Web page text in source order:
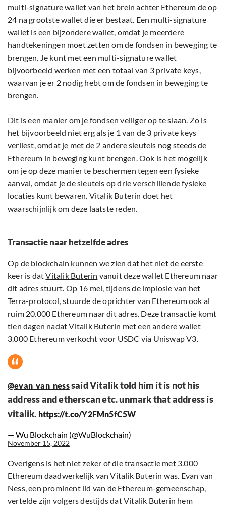
multi-signature wallet van het brein achter Ethereum de op
24 na grootste wallet die er bestaat. Een multi-signature
wallet is een bijzondere wallet, omdat je meerdere
handtekeningen moet zetten om de fondsen in beweging te
brengen. Je kunt met een multi-signature wallet
bijvoorbeeld werken met een totaal van 3 private keys,
waarvan je er 2 nodig hebt om de fondsen in beweging te
brengen.
Dit is een manier om je fondsen veiliger op te slaan. Zo is
het bijvoorbeeld niet erg als je 1 van de 3 private keys
verliest, omdat je met de 2 andere sleutels nog steeds de
Ethereum in beweging kunt brengen. Ook is het mogelijk
om je op deze manier te beschermen tegen een fysieke
aanval, omdat je de sleutels op drie verschillende fysieke
locaties kunt bewaren. Vitalik Buterin doet het
waarschijnlijk om deze laatste reden.
Transactie naar hetzelfde adres
Op de blockchain kunnen we zien dat het niet de eerste
keer is datVitalik Buterin vanuit deze wallet Ethereum naar
dit adres stuurt. Op 16 mei, tijdens de implosie van het
Terra-protocol, stuurde de oprichter van Ethereum ook al
ruim 20.000 Ethereum naar dit adres. Deze transactie komt
tien dagen nadat Vitalik Buterin met een andere wallet
3.000 Ethereum verkocht voor USDC via Uniswap V3.
@evan_van_nesssaid Vitalik told him it is not his
address and etherscan etc. unmark that address is
vitalik. https://t.co/Y2FMn5fC5W
— Wu Blockchain (@WuBlockchain)
November 15, 2022
Overigens is het niet zeker of die transactie met 3.000
Ethereum daadwerkelijk van Vitalik Buterin was. Evan van
Ness, een prominent lid van de Ethereum-gemeenschap,
vertelde zijn volgers destijds dat Vitalik Buterin hem